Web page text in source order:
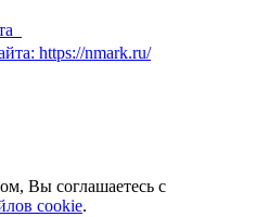
Вы соглашаетесь с
cookie.